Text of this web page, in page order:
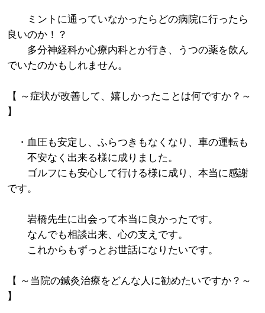
ミントに通っていなかったらどの病院に行ったら
良いのか！？
多分神経科か心療内科とか行き、うつの薬を飲ん
でいたのかもしれません。
【 ～症状が改善して、嬉しかったことは何ですか？～
】
・血圧も安定し、ふらつきもなくなり、車の運転も
不安なく出来る様に成りました。
ゴルフにも安心して行ける様に成り、本当に感謝
です。
岩橋先生に出会って本当に良かったです。
なんでも相談出来、心の支えです。
これからもずっとお世話になりたいです。
【 ～当院の鍼灸治療をどんな人に勧めたいですか？～
】